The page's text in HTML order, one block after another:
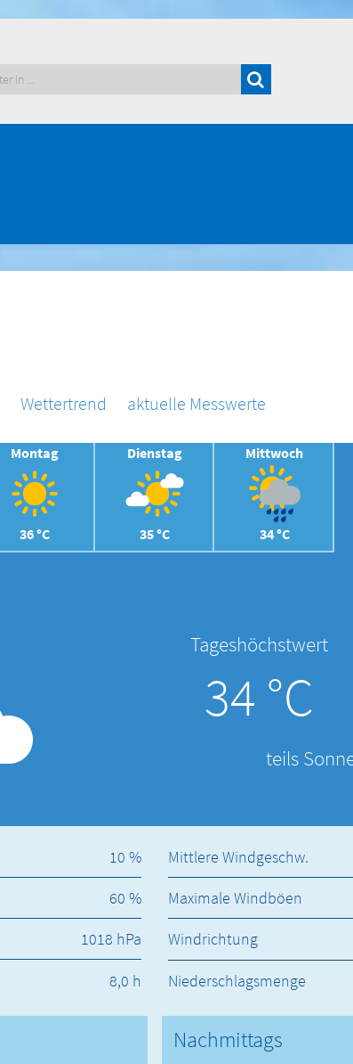
Wettertrend aktuelle Messwerte
Montag
36 °C
Dienstag
35 °C
Mittwoch
34 °C
Tageshöchstwert
34 °C
teils
10 % Mittlere Windgeschw.
60 % Maximale Windböen
1018 hPa Windrichtung
8,0 h Niederschlagsmenge
Nachmittags